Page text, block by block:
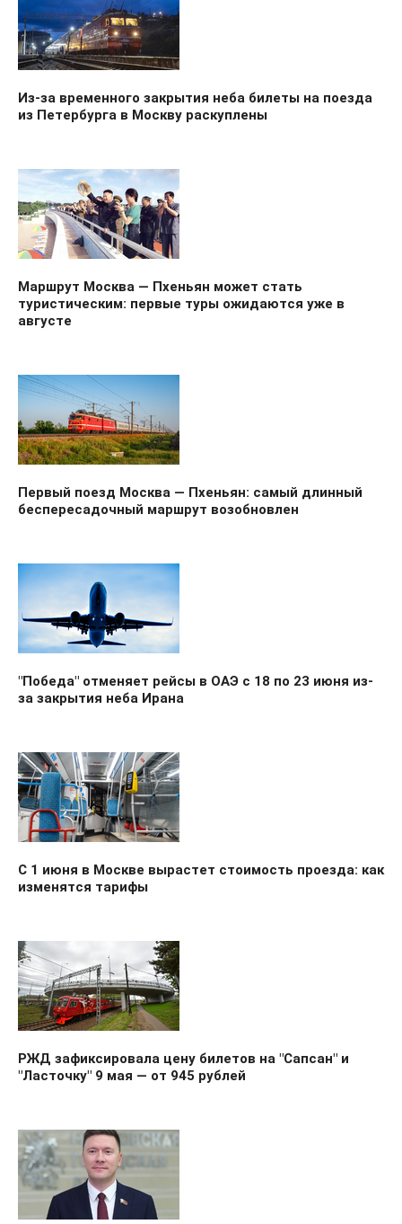
Из-за временного закрытия неба билеты на поезда
из Петербурга в Москву раскуплены
Маршрут Москва — Пхеньян может стать
туристическим: первые туры ожидаются уже в
августе
Первый поезд Москва — Пхеньян: самый длинный
беспересадочный маршрут возобновлен
"Победа" отменяет рейсы в ОАЭ с 18 по 23 июня из-
за закрытия неба Ирана
С 1 июня в Москве вырастет стоимость проезда: как
изменятся тарифы
РЖД зафиксировала цену билетов на "Сапсан" и
"Ласточку" 9 мая — от 945 рублей